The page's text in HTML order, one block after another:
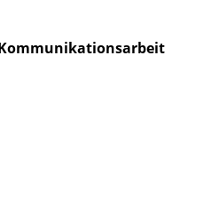
Kommunikationsarbeit